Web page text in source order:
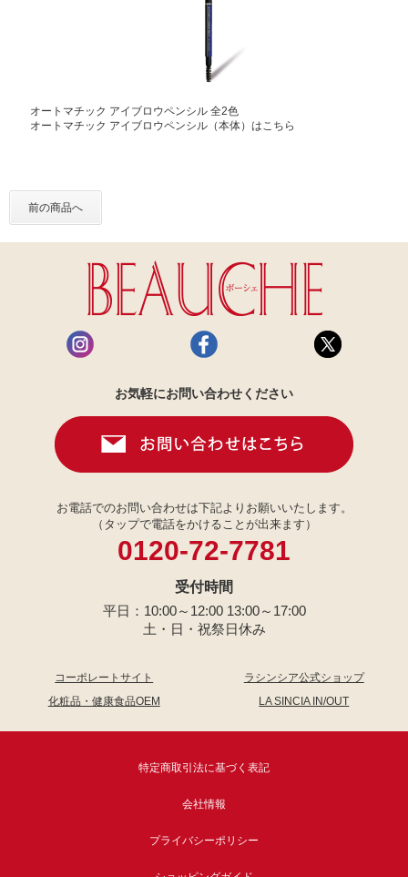
オートマチック アイブロウペンシル 全2色
オートマチック アイブロウペンシル（本体）はこちら
前の商品へ
お気軽にお問い合わせください
お電話でのお問い合わせは下記よりお願いいたします。
（タップで電話をかけることが出来ます）
0120-72-7781
受付時間
平日：10:00～12:00 13:00～17:00
土・日・祝祭日休み
コーポレートサイト
ラシンシア公式ショップ
化粧品・健康食品OEM
LA SINCIA IN/OUT
特定商取引法に基づく表記
会社情報
プライバシーポリシー